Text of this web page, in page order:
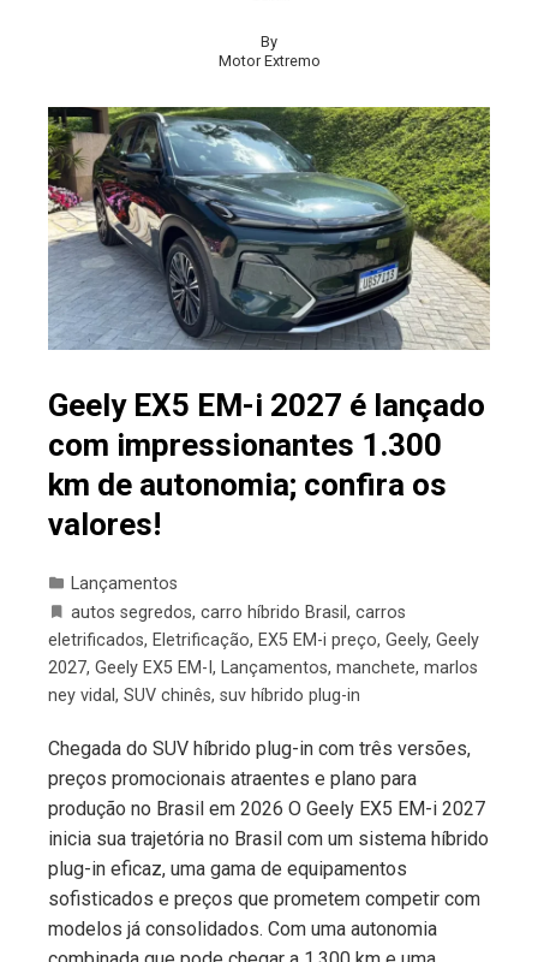
By
Motor Extremo
Geely EX5 EM-i 2027 é lançado
com impressionantes 1.300
km de autonomia; confira os
valores!
Lançamentos
autos segredos, carro híbrido Brasil , carros
eletrificados, Eletrificação, EX5 EM-i preço, Geely, Geely
2027, Geely EX5 EM-I , Lançamentos, manchete, marlos
ney vidal, SUV chinês, suv híbrido plug-in
Chegada do SUV híbrido plug-in com três versões,
preços promocionais atraentes e plano para
produção no Brasil em 2026 O Geely EX5 EM-i 2027
inicia sua trajetória no Brasil com um sistema híbrido
plug-in eficaz, uma gama de equipamentos
sofisticados e preços que prometem competir com
modelos já consolidados. Com uma autonomia